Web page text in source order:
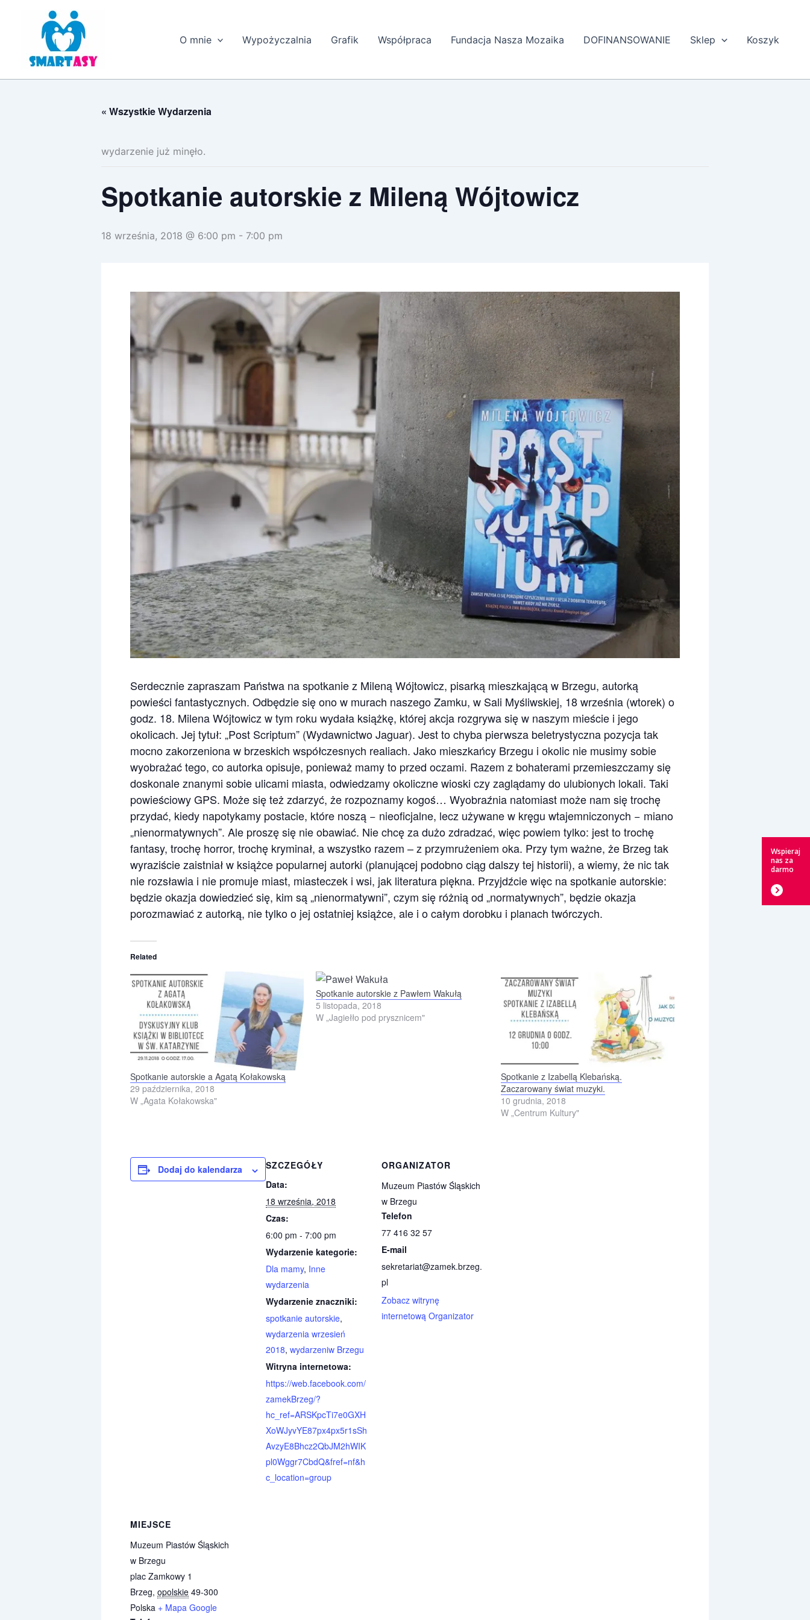
O mnie Wypożyczalnia Grafik Współpraca Fundacja Nasza Mozaika DOFINANSOWANIE Sklep Koszyk
« Wszystkie Wydarzenia
wydarzenie już minęło.
Spotkanie autorskie z Mileną Wójtowicz
18 września, 2018 @ 6:00 pm - 7:00 pm
Serdecznie zapraszam Państwa na spotkanie z Mileną Wójtowicz, pisarką mieszkającą w Brzegu, autorką
powieści fantastycznych. Odbędzie się ono w murach naszego Zamku, w Sali Myśliwskiej, 18 września (wtorek) o
godz. 18. Milena Wójtowicz w tym roku wydała książkę, której akcja rozgrywa się w naszym mieście i jego
okolicach. Jej tytuł: „Post Scriptum” (Wydawnictwo Jaguar). Jest to chyba pierwsza beletrystyczna pozycja tak
mocno zakorzeniona w brzeskich współczesnych realiach. Jako mieszkańcy Brzegu i okolic nie musimy sobie
wyobrażać tego, co autorka opisuje, ponieważ mamy to przed oczami. Razem z bohaterami przemieszczamy się
doskonale znanymi sobie ulicami miasta, odwiedzamy okoliczne wioski czy zaglądamy do ulubionych lokali. Taki
powieściowy GPS. Może się też zdarzyć, że rozpoznamy kogoś… Wyobraźnia natomiast może nam się trochę
przydać, kiedy napotykamy postacie, które noszą − nieoficjalne, lecz używane w kręgu wtajemniczonych − miano
„nienormatywnych”. Ale proszę się nie obawiać. Nie chcę za dużo zdradzać, więc powiem tylko: jest to trochę
fantasy, trochę horror, trochę kryminał, a wszystko razem – z przymrużeniem oka. Przy tym ważne, że Brzeg tak
wyraziście zaistniał w książce popularnej autorki (planującej podobno ciąg dalszy tej historii), a wiemy, że nic tak
nie rozsławia i nie promuje miast, miasteczek i wsi, jak literatura piękna. Przyjdźcie więc na spotkanie autorskie:
będzie okazja dowiedzieć się, kim są „nienormatywni”, czym się różnią od „normatywnych”, będzie okazja
porozmawiać z autorką, nie tylko o jej ostatniej książce, ale i o całym dorobku i planach twórczych.
Related
Spotkanie autorskie a Agatą Kołakowską
29 października, 2018
W „Agata Kołakowska"
Spotkanie autorskie z Pawłem Wakułą
5 listopada, 2018
W „Jagiełło pod prysznicem"
Spotkanie z Izabellą Klebańską.
Zaczarowany świat muzyki.
10 grudnia, 2018
W „Centrum Kultury"
Dodaj do kalendarza
SZCZEGÓŁY
Data:
18 września, 2018
Czas:
6:00 pm - 7:00 pm
Wydarzenie kategorie:
Dla mamy, Inne
wydarzenia
Wydarzenie znaczniki:
spotkanie autorskie,
wydarzenia wrzesień
2018, wydarzeniw Brzegu
Witryna internetowa:
https://web.facebook.com/
zamekBrzeg/?
hc_ref=ARSKpcTi7e0GXH
XoWJyvYE87px4px5r1sSh
AvzyE8Bhcz2QbJM2hWIK
pl0Wggr7CbdQ&fref=nf&h
c_location=group
ORGANIZATOR
Muzeum Piastów Śląskich
w Brzegu
Telefon
77 416 32 57
E-mail
sekretariat@zamek.brzeg.
pl
Zobacz witrynę
internetową Organizator
MIEJSCE
Muzeum Piastów Śląskich
w Brzegu
plac Zamkowy 1
Brzeg, opolskie 49-300
Polska + Mapa Google
Wspieraj
nas za
darmo